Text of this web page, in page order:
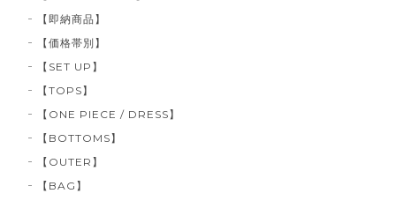
【即納商品】
【価格帯別】
【SET UP】
【TOPS】
【ONE PIECE / DRESS】
【BOTTOMS】
【OUTER】
【BAG】